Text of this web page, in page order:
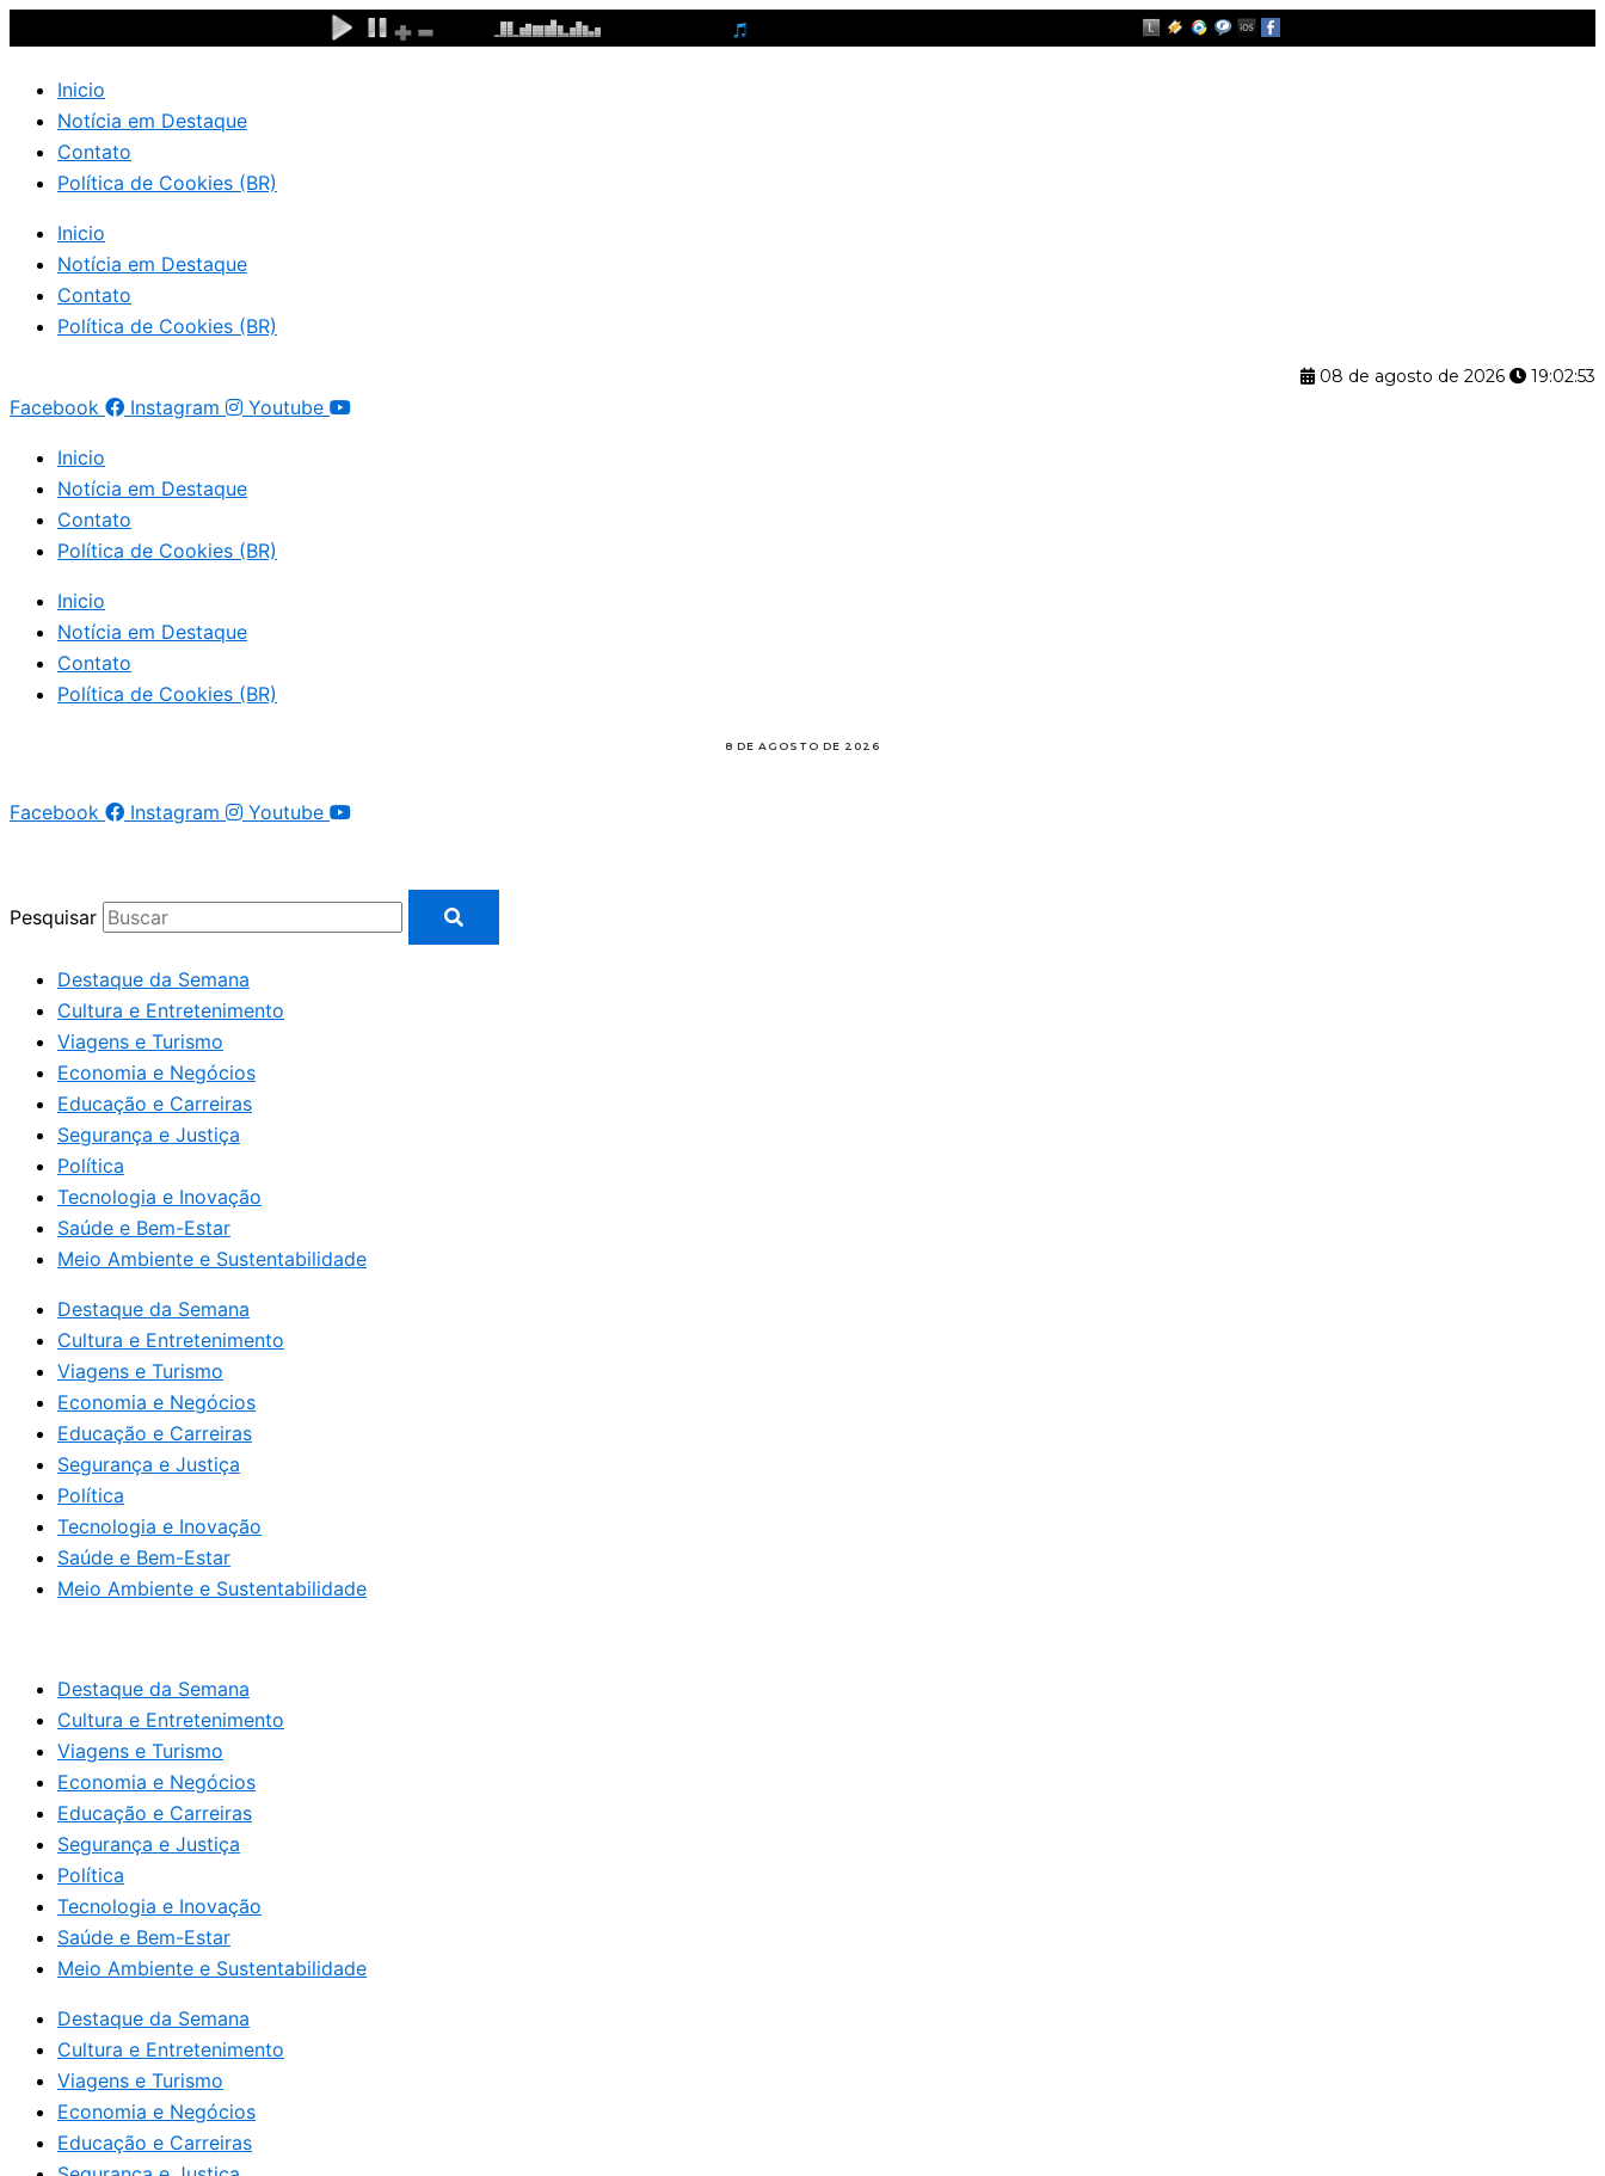
Ir
para
conteúdo
Inicio
Notícia em Destaque
Contato
Política de Cookies (BR)
Inicio
Notícia em Destaque
Contato
Política de Cookies (BR)
08 de agosto de 2026 19:02:54
Facebook Instagram Youtube
Inicio
Notícia em Destaque
Contato
Política de Cookies (BR)
Inicio
Notícia em Destaque
Contato
Política de Cookies (BR)
Facebook Instagram Youtube
Pesquisar
Destaque da Semana
Cultura e Entretenimento
Viagens e Turismo
Economia e Negócios
Educação e Carreiras
Segurança e Justiça
Política
Tecnologia e Inovação
Saúde e Bem-Estar
Meio Ambiente e Sustentabilidade
Destaque da Semana
Cultura e Entretenimento
Viagens e Turismo
Economia e Negócios
Educação e Carreiras
Segurança e Justiça
Política
Tecnologia e Inovação
Saúde e Bem-Estar
Meio Ambiente e Sustentabilidade
Destaque da Semana
Cultura e Entretenimento
Viagens e Turismo
Economia e Negócios
Educação e Carreiras
Segurança e Justiça
Política
Tecnologia e Inovação
Saúde e Bem-Estar
Meio Ambiente e Sustentabilidade
Destaque da Semana
Cultura e Entretenimento
Viagens e Turismo
Economia e Negócios
Educação e Carreiras